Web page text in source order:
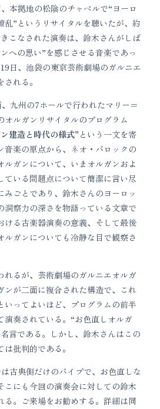
本拠地の松陰のチャペルで“ヨーロ
乱”というリサイタルを聴いたが、約
こなされた演奏は、鈴木さんがしば
への思い”を感じさせる音楽であっ
日、池袋の東京芸術劇場のガルニエ
れる。
九州の7ホールで行われたマリー＝
オルガンリサイタルのプログラム
建造と時代の様式”という一文を寄
音楽の原点から、ネオ・バロックの
ルガンについて、いまオルガンおよ
ている問題点について簡潔に言い尽
みごとであり、鈴木さんのヨーロッ
洞察力の深さを物語っている文章で
ける古楽器演奏の意義、そして最後
ルガンについても冷静な目で観察さ
れるが、芸術劇場のガルニエオルガ
ンが二面に複合された構造で、これ
いってよいほど、プログラムの前半
演奏されている。“お色直しオルガ
言である。しかし、鈴木さんはこの
批判的である。
古典側だけのパイプで、お色直しな
こにも今回の演奏会に対しての鈴木
る。ご来場をお勧めする。詳細は同